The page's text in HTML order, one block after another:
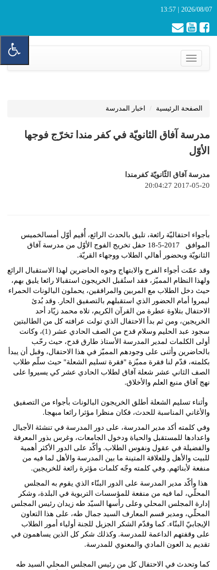
2026/08/07 | 13:57
Toggle
navigation
الصفحة الرئيسية اخبار المدرسة
مدرسة آفاق الثانويّة في كفر مندا تخرّج فوجها
الأوّل
مدرسة آفاق الثّانويّة كفرمندا
2017-05-20 20:04:27
بأجواء احتفاليّة رائعة، تليق بالحدث الرائع، أُقيم أوّل أمسالخميس
الموافق 2017-5-18 حفل تخريج الفوج الأوّل من مدرسة آفاق
الثانويّة وبحضور أهالي الطلاب ووجهاء القريّة.
وقد عمّت أجواء الفرح والابتهاج وجوه الحاضرين لهذا الاستقبال الرائع
ولهذا النظام المميّز، فقد استُقبل الخريجون استقبالا رائعا يليق بهم،
حيث دخل الطلاب مع المربين والمرافقين، يحملون البالونات الحمراء
ليمروا أمام الحضور الذي استقبلهم بالتصفيق الحار. وقد بُدئ
الاحتفال بتلاوة عطرة من القرآن الكريم، تلاه محمد زيّاد أحد
الخريجين، ومن ثم بدأ الاحتفال الذي تولت عرافته كل من الطالبتين
سجود عبد الحليم وسلام قدح من الصف الحادي عشر (1)، وكانت
أولى الكلمات لمدير المدرسة الأستاذ طارق قدح، حيث رحّب
بالحاضرين وأثنى على وجودهم المميّز في هذا الاحتفال، وقبل أن يبدأ
بكلمته، قدّم لنا فقرة مميّزة "فقرة تسليم الشعلة" حيث سلّم طلاب
الصف الثاني عشر شعلة آفاق لطلاب الحادي عشر كي يسيروا على
نهج آفاق منبع العلم والأخلاق.
وأثناء تسليم الشعلة أطلق الخريجون البالونات بأجواء من التصفيق
والأغاني المناسبة للحدث، فكان منظرا مؤثرا رائعا مبهجا.
وفي كلمته أكد مدير المدرسة، على دور المدرسة في تنشئة الأجيال
واعدادها للمستقبل والحياة ودخول الجامعات، وغرس بذور المعرفة
والفضيلة في عقول ونفوس الطلاب. وأكّد على الدور الأكثر أهمية
للبيت والأهل وللعلاقة المتينة ما بين المدرسة والأهل لما فيه من
منفعة لأبنائهم. وفي كلمته وجّه كلمات مؤثرة رائعة للخريجين.
هذا وأكّد مدير المدرسة على الدور البنّاء الذي يقوم به المجلس
المحلّي، لما فيه من منفعة للمؤسسات التربوية في البلدة، وشكر
إدارة المجلس المحلي وعلى رأسها السيّد طه زيدان رئيس المجلس
المحلّي، ومدير قسم المعارف السيد جمال طه، على هذا التعاون
الإيجابيّ البنّاء. كما وقدّم الشكر الجزيل للجنة أولياء أمور الطلاب
على وقفتهم الداعمة للمدرسة. وكذلك شكر كل الذين يساهمون في
تقديم يد العون المادي والمعنوي للمدرسة.
كما وتحدث في الاحتفال كل من رئيس المجلس المحلي السيد طه